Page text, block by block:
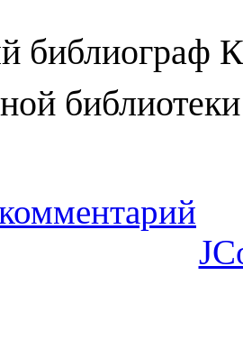
библиограф
библиотеки